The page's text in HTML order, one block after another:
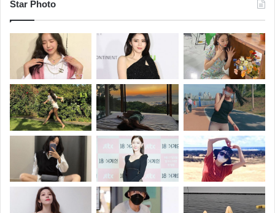
Star Photo